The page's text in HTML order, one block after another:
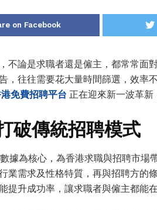
on Facebook
不論是求職者還是僱主，都常常面
，往往需要花大量時間篩選，效率
免費招聘平台 正在迎來新一波革新
破傳統招聘模式
據為核心，為香港求職與招聘市場
業需求及性格特質，再與招聘方的
提升成功率，讓求職者與僱主都能